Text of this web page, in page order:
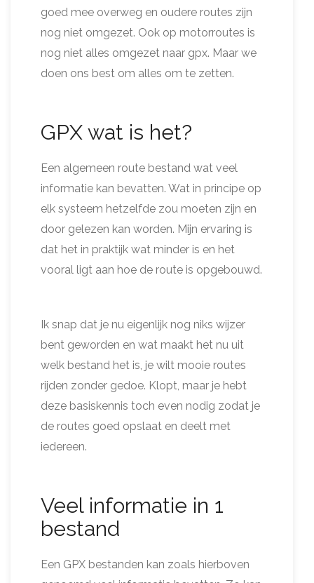
goed mee overweg en oudere routes zijn
nog niet omgezet. Ook op motorroutes is
nog niet alles omgezet naar gpx. Maar we
doen ons best om alles om te zetten.
GPX wat is het?
Een algemeen route bestand wat veel
informatie kan bevatten. Wat in principe op
elk systeem hetzelfde zou moeten zijn en
door gelezen kan worden. Mijn ervaring is
dat het in praktijk wat minder is en het
vooral ligt aan hoe de route is opgebouwd.
Ik snap dat je nu eigenlijk nog niks wijzer
bent geworden en wat maakt het nu uit
welk bestand het is, je wilt mooie routes
rijden zonder gedoe. Klopt, maar je hebt
deze basiskennis toch even nodig zodat je
de routes goed opslaat en deelt met
iedereen.
Veel informatie in 1
bestand
Een GPX bestanden kan zoals hierboven